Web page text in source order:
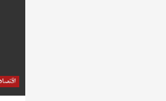
اقتصاد